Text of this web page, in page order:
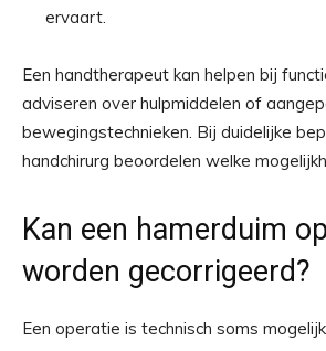
ervaart.
Een handtherapeut kan helpen bij
adviseren over hulpmiddelen of
bewegingstechnieken. Bij duidelijke
handchirurg beoordelen welke
Kan een hamerduim
worden gecorrigeerd?
Een operatie is technisch soms